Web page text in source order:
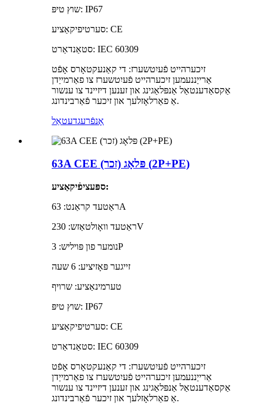
שוץ טיפּ: IP67
סערטיפיקאַציע: CE
סטאַנדאַרט: IEC 60309
זיכערהייט פֿעיִטשערז: די קאַנעקטאָרס אָפֿט
אַרייַננעמען זיכערהייט פֿעיִטשערז צו פאַרמייַדן
אַקסאַדענטאַל אַנפּלאַגינג און זענען דיזיינד צו ענשור
אַ פאַרלאָזלעך און זיכער פֿאַרבינדונג.
אָנפֿרעגדעטאַל
63A CEE פּלאָג (זכר) (2P+PE)
ספּעציפֿיקאַציע:
ראַטעד קראַנט: 63A
ראַטעד וואָולטאַזש: 230V
נומער פון פּויליש: 3P
זייגער פּאָזיציע: 6 שעה
טערמינאַציע: שרויף
שוץ טיפּ: IP67
סערטיפיקאַציע: CE
סטאַנדאַרט: IEC 60309
זיכערהייט פֿעיִטשערז: די קאַנעקטאָרס אָפֿט
אַרייַננעמען זיכערהייט פֿעיִטשערז צו פאַרמייַדן
אַקסאַדענטאַל אַנפּלאַגינג און זענען דיזיינד צו ענשור
אַ פאַרלאָזלעך און זיכער פֿאַרבינדונג.